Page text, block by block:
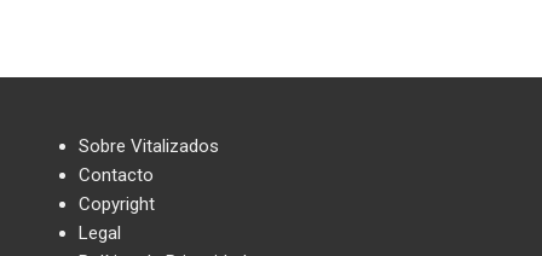
Sobre Vitalizados
Contacto
Copyright
Legal